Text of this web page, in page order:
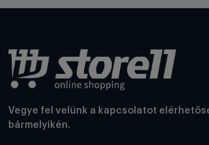
Vegye fel velünk a kapcsolatot
bármelyikén.